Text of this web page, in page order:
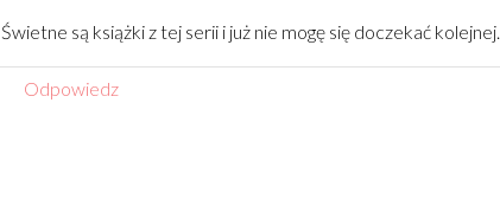
Świetne są książki z tej serii i już nie mogę się doczekać kolejnej.
Odpowiedz